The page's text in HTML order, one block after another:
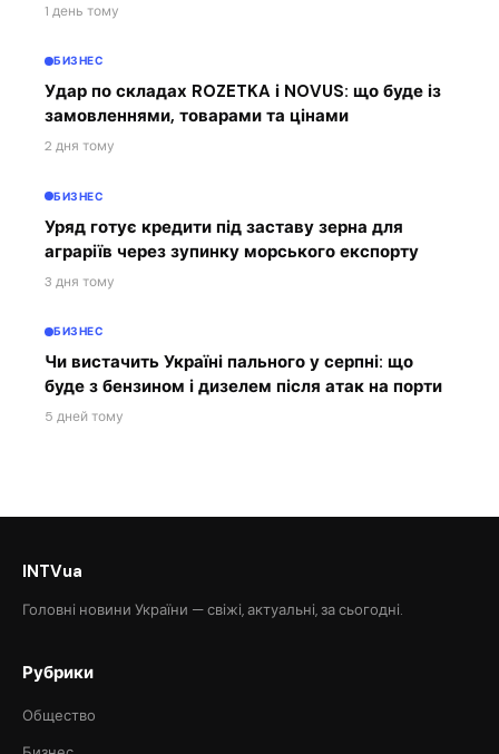
1 день тому
БИЗНЕС
Удар по складах ROZETKA і NOVUS: що буде із
замовленнями, товарами та цінами
2 дня тому
БИЗНЕС
Уряд готує кредити під заставу зерна для
аграріїв через зупинку морського експорту
3 дня тому
БИЗНЕС
Чи вистачить Україні пального у серпні: що
буде з бензином і дизелем після атак на порти
5 дней тому
INTVua
Головні новини України — свіжі, актуальні, за сьогодні.
Рубрики
Общество